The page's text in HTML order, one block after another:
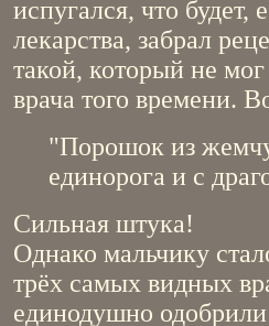
испугался, что будет,
лекарства, забрал
такой, который не
врача того времени.
"Порошок из
единорога и с
Сильная штука!
Однако мальчику
трёх самых видных
единодушно